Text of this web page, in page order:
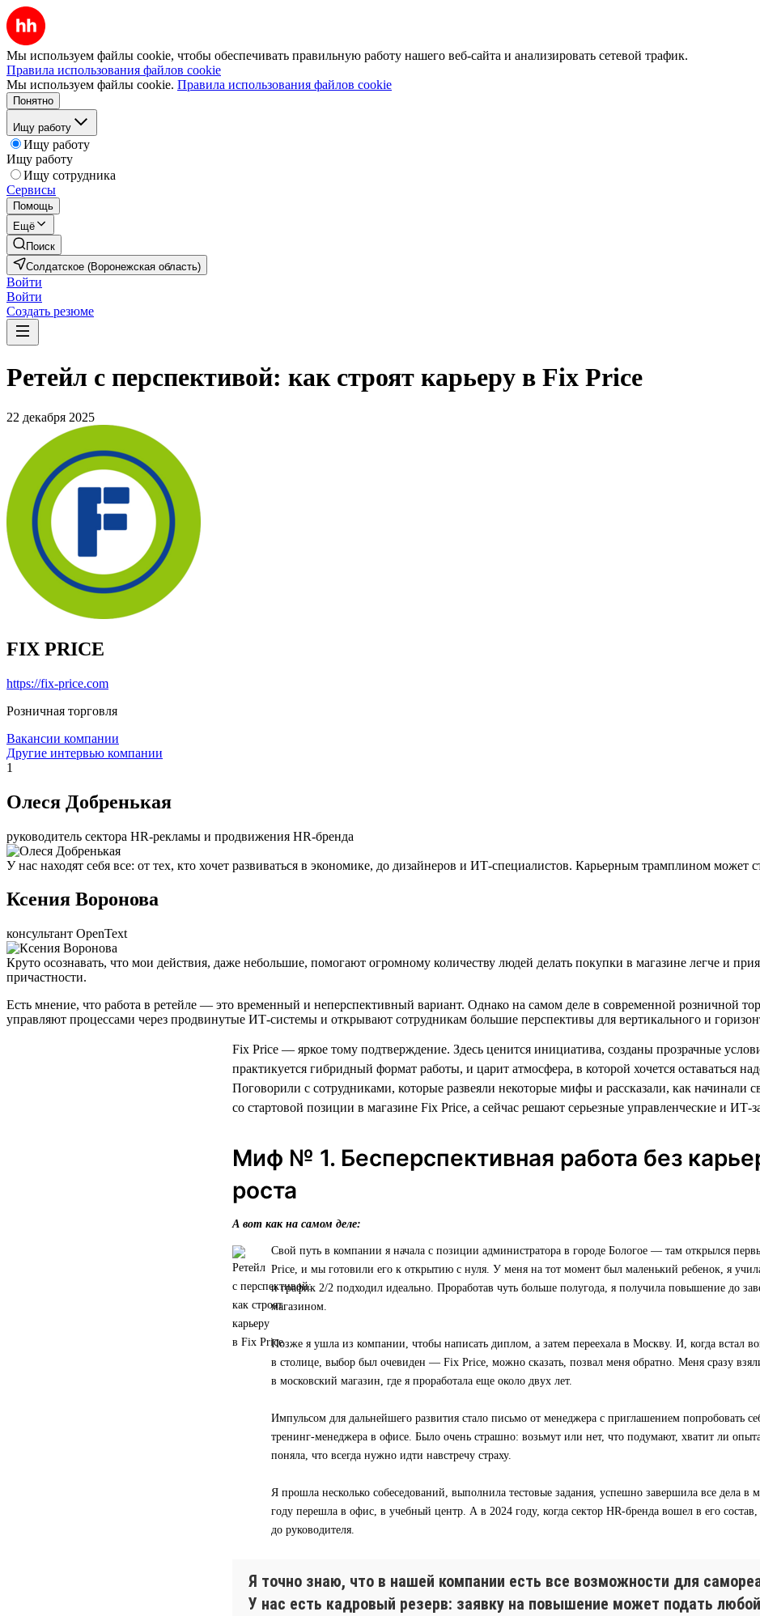
Мы используем файлы cookie, чтобы обеспечивать правильную работу нашего веб-сайта и анализировать сетевой трафик.
Правила использования файлов cookie
Мы используем файлы cookie. Правила использования файлов cookie
Понятно
Ищу работу
Ищу работу
Ищу работу
Ищу сотрудника
Сервисы
Помощь
Ещё
Поиск
Солдатское (Воронежская область)
Войти
Войти
Создать резюме
Ретейл с перспективой: как строят карьеру в Fix Price
22 декабря 2025
FIX PRICE
https://fix-price.com
Розничная торговля
Вакансии компании
Другие интервью компании
1
Олеся Добренькая
руководитель сектора HR-рекламы и продвижения HR-бренда
У нас находят себя все: от тех, кто хочет развиваться в экономике, до дизайнеров и ИТ-специалистов. Карьерным трамплином может
Ксения Воронова
консультант OpenText
Круто осознавать, что мои действия, даже небольшие, помогают огромному количеству людей делать покупки в магазине легче и
причастности.
Есть мнение, что работа в ретейле — это временный и неперспективный вариант. Однако на самом деле в современной розничной
управляют процессами через продвинутые ИТ-системы и открывают сотрудникам большие перспективы для вертикального и
Fix Price — яркое тому подтверждение. Здесь ценится инициатива, созданы прозрачные
практикуется гибридный формат работы, и царит атмосфера, в которой хочется оставаться
Поговорили с сотрудниками, которые развеяли некоторые мифы и рассказали, как начинали
со стартовой позиции в магазине Fix Price, а сейчас решают серьезные управленческие и ИТ-
Миф № 1. Бесперспективная работа без
роста
А вот как на самом деле:
Свой путь в компании я начала с позиции администратора в городе Бологое — там открылся
Price, и мы готовили его к открытию с нуля. У меня на тот момент был маленький ребенок, я
и график 2/2 подходил идеально. Проработав чуть больше полугода, я получила повышение до
магазином.
Позже я ушла из компании, чтобы написать диплом, а затем переехала в Москву. И, когда встал
в столице, выбор был очевиден — Fix Price, можно сказать, позвал меня обратно. Меня сразу
в московский магазин, где я проработала еще около двух лет.
Импульсом для дальнейшего развития стало письмо от менеджера с приглашением попробовать
тренинг-менеджера в офисе. Было очень страшно: возьмут или нет, что подумают, хватит ли
поняла, что всегда нужно идти навстречу страху.
Я прошла несколько собеседований, выполнила тестовые задания, успешно завершила все дела в
году перешла в офис, в учебный центр. А в 2024 году, когда сектор HR-бренда вошел в его
до руководителя.
Я точно знаю, что в нашей компании есть все возможности для
У нас есть кадровый резерв: заявку на повышение может подать